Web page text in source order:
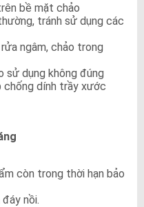
bề mặt chảo
tránh sử dụng các
ngâm, chảo trong
sử dụng không đúng
chống dính trầy xước
còn trong thời hạn bảo
nồi.